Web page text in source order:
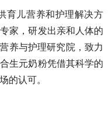
育儿营养和护理解决方
家，研发出亲和人体的
养与护理研究院，致力
生元奶粉凭借其科学的
的认可。